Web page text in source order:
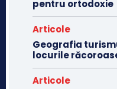
pentru ortodoxie
Articole
Geografia
locurile
Articole